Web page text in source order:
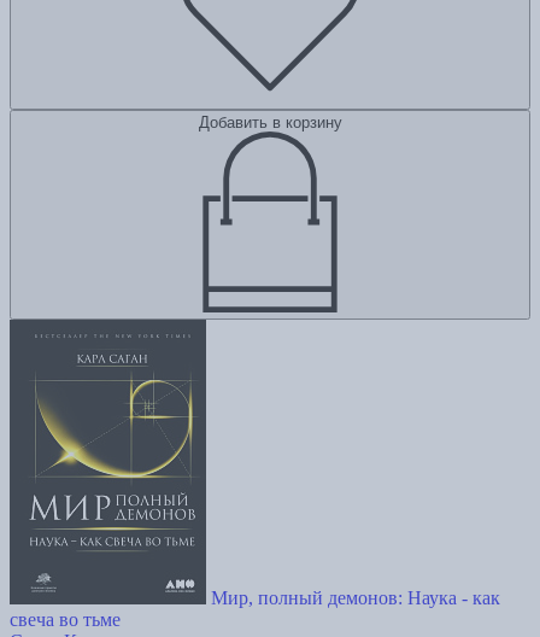
Добавить в корзину
Мир, полный демонов: Наука - как
свеча во тьме